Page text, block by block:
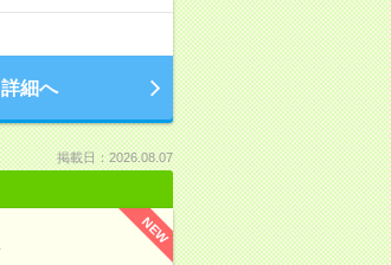
詳細へ
掲載日：2026.08.07
NEW